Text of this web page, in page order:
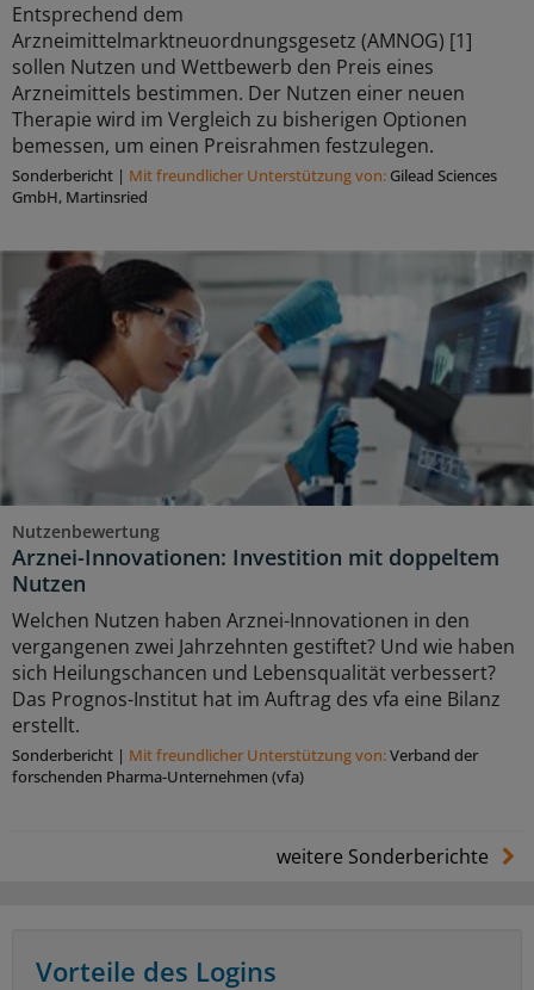
Entsprechend dem
Arzneimittelmarktneuordnungsgesetz (AMNOG) [1]
sollen Nutzen und Wettbewerb den Preis eines
Arzneimittels bestimmen. Der Nutzen einer neuen
Therapie wird im Vergleich zu bisherigen Optionen
bemessen, um einen Preisrahmen festzulegen.
Sonderbericht | Mit freundlicher Unterstützung von: Gilead Sciences
GmbH, Martinsried
Nutzenbewertung
Arznei-Innovationen: Investition mit doppeltem
Nutzen
Welchen Nutzen haben Arznei-Innovationen in den
vergangenen zwei Jahrzehnten gestiftet? Und wie haben
sich Heilungschancen und Lebensqualität verbessert?
Das Prognos-Institut hat im Auftrag des vfa eine Bilanz
erstellt.
Sonderbericht | Mit freundlicher Unterstützung von:Verband der
forschenden Pharma-Unternehmen (vfa)
weitere Sonderberichte
Vorteile des Logins